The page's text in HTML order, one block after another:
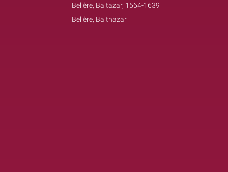
Bellère, Baltazar, 1564-1639
Bellère, Balthazar